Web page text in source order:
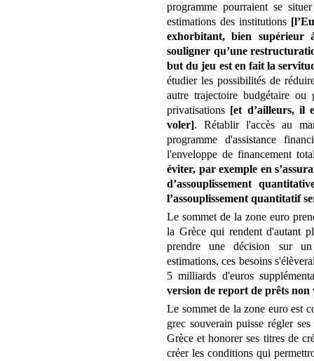
programme pourraient se
estimations des institutions
exhorbitant, bien supérieur
souligner qu’une
but du jeu est en fait la
étudier les possibilités de
autre trajectoire budgétaire ou
privatisations [et d’ailleurs, il
voler]. Rétablir l'accès au
programme d'assistance
l'enveloppe de financement
éviter, par exemple en
d’assouplissement
l’assouplissement quantitatif
Le sommet de la zone euro
la Grèce qui rendent d'autant
prendre une décision sur
estimations, ces besoins
5 milliards d'euros
version de report de prêts non
Le sommet de la zone euro est
grec souverain puisse régler
Grèce et honorer ses titres de
créer les conditions qui